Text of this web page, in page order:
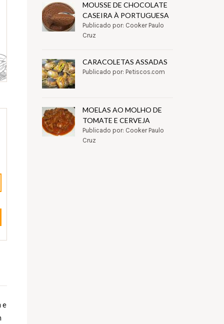
e
MOUSSE DE CHOCOLATE
CASEIRA À PORTUGUESA
Publicado por: Cooker Paulo
Cruz
CARACOLETAS ASSADAS
Publicado por: Petiscos.com
MOELAS AO MOLHO DE
TOMATE E CERVEJA
Publicado por: Cooker Paulo
Cruz